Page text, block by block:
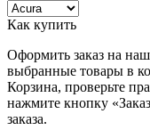
Как купить
Оформить заказ на
выбранные товары в
Корзина, проверьте
нажмите кнопку
заказа.